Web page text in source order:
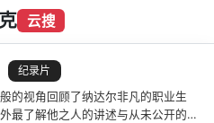
云搜
纪录片
的视角回顾了纳达尔非凡的职业生
最了解他之人的讲述与从未公开的珍